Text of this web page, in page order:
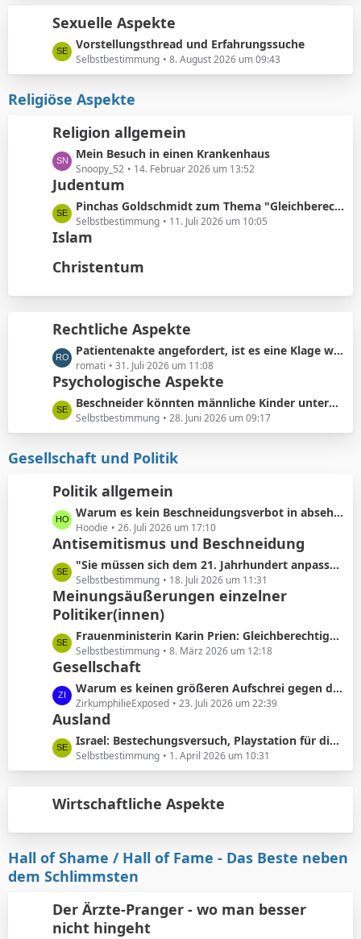
e
t
g
t
e
B
e
t
ä
g
e
Sexuelle Aspekte
L
e
t
z
t
e
B
e
i
t
r
ä
g
Vorstellungsthread und Erfahrungssuche
Selbstbestimmung 8. August 2026 um 09:43
Religiöse Aspekte
Religion allgemein
L
e
z
t
e
e
t
ä
g
e
Mein Besuch in einen Krankenhaus
Snoopy_52 14. Februar 2026 um 13:52
Judentum
L
e
t
t
i
t
r
ä
g
e
Pinchas Goldschmidt zum Thema "Gleichberechtigung von Mann und Frau"
Selbstbestimmung 11. Juli 2026 um 10:05
Islam
Christentum
Rechtliche Aspekte
L
e
t
z
t
e
e
t
r
ä
g
e
Patientenakte angefordert, ist es eine Klage wert?
romati 31. Juli 2026 um 11:08
Psychologische Aspekte
L
e
t
t
e
B
e
i
t
r
ä
g
e
Beschneider könnten männliche Kinder unterbewusst als ihre künftigen Konkurrenten bei der Partnersuche wahrnehmen.
Selbstbestimmung 28. Juni 2026 um 09:17
Gesellschaft und Politik
Politik allgemein
L
e
t
z
t
e
B
e
i
r
ä
g
e
Warum es kein Beschneidungsverbot in absehbarer Zukunft geben wird: Vermeidung von Schmerzensgeld.
Hoodie 26. Juli 2026 um 17:10
Antisemitismus und Beschneidung
L
e
t
z
e
B
e
i
r
ä
g
e
"Sie müssen sich dem 21. Jahrhundert anpassen"
Selbstbestimmung 18. Juli 2026 um 11:31
Meinungsäußerungen einzelner
Politiker(innen)
L
e
t
z
t
e
e
r
ä
g
Frauenministerin Karin Prien: Gleichberechtigung sei ..kein nettes Zugeständnis ..sondern ein Verfassungsauftrag
Selbstbestimmung 8. März 2026 um 12:18
Gesellschaft
L
e
t
z
t
e
e
t
r
ä
g
Warum es keinen größeren Aufschrei gegen die Vorhautbeschneidung gibt.
ZirkumphilieExposed 23. Juli 2026 um 22:39
Ausland
L
e
t
t
B
e
t
r
ä
g
Israel: Bestechungsversuch, Playstation für die werdenden Eltern
Selbstbestimmung 1. April 2026 um 10:31
Wirtschaftliche Aspekte
Hall of Shame / Hall of Fame - Das Beste neben
dem Schlimmsten
Der Ärzte-Pranger - wo man besser
nicht hingeht